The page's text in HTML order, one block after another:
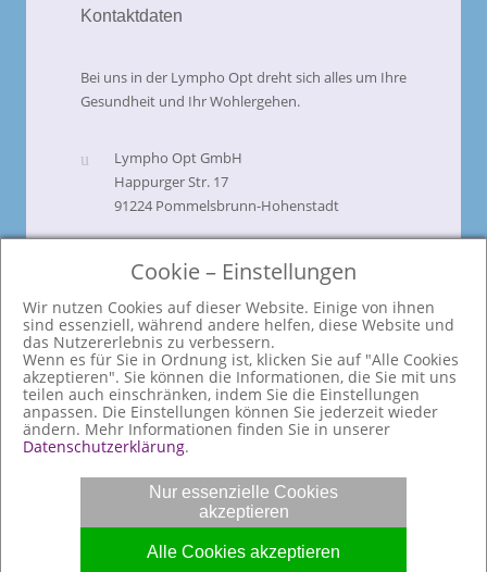
Kontaktdaten
Bei uns in der Lympho Opt dreht sich alles um Ihre
Gesundheit und Ihr Wohlergehen.
Lympho Opt GmbH
Happurger Str. 17
91224 Pommelsbrunn-Hohenstadt
verwaltung@lympho-opt.de
Zertifizierungen
© 2025 Lympho Opt GmbH. All rights
reserved.
Cookie – Einstellungen
Wir nutzen Cookies auf dieser Website. Einige von ihnen
sind essenziell, während andere helfen, diese Website und
das Nutzererlebnis zu verbessern.
Wenn es für Sie in Ordnung ist, klicken Sie auf "Alle Cookies
akzeptieren". Sie können die Informationen, die Sie mit uns
teilen auch einschränken, indem Sie die Einstellungen
anpassen. Die Einstellungen können Sie jederzeit wieder
ändern. Mehr Informationen finden Sie in unserer
Datenschutzerklärung.
Nur essenzielle Cookies
akzeptieren
Alle Cookies akzeptieren